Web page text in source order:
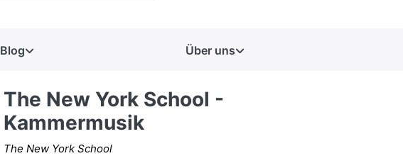
Blog Über uns
The New York School -
Kammermusik
The New York School